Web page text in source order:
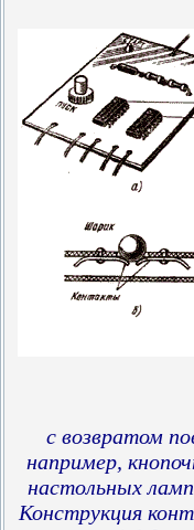
с возвратом
например,
настольных
Конструкция